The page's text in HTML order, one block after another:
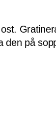
den på